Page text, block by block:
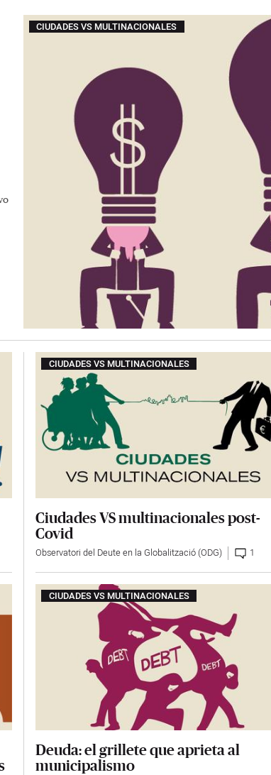
CIUDADES VS MULTINACIONALES
CIUDADES VS MULTINACIONALES
Ciudades VS multinacionales post-
Covid
Observatori del Deute en la Globalització (ODG) 1
CIUDADES VS MULTINACIONALES
Deuda: el grillete que aprieta al
municipalismo